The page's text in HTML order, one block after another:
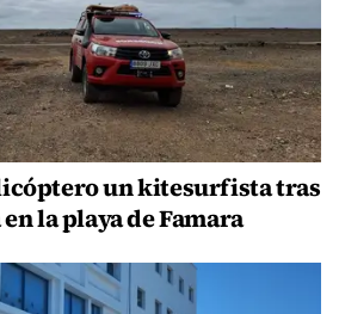
un kitesurfista tras
la playa de Famara